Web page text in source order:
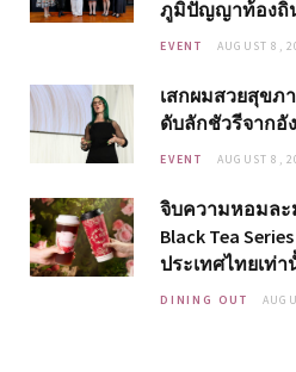
ภูมิปัญญาท้องถิ่
EVENT AUGUST 8,
เสกผมสวยสุขภ
ดับลักชัวรีจากอั
EVENT AUGUST 8,
จิบความหอมละ
Black Tea
ประเทศไทยเท่
DINING OUT